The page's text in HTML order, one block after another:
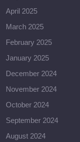
April 2025
March 2025
February 2025
January 2025
December 2024
November 2024
October 2024
September 2024
August 2024